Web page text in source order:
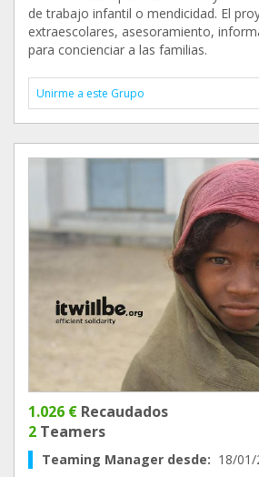
de trabajo infantil o mendicidad. El
extraescolares, asesoramiento,
para concienciar a las familias.
Unirme a este Grupo
1.026 € Recaudados
2 Teamers
Teaming Manager desde: 18/01/